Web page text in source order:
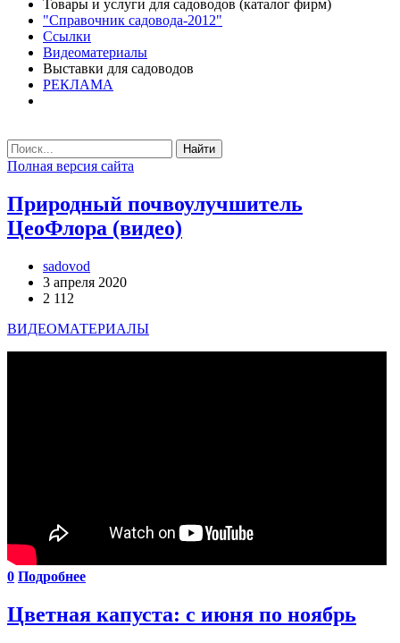
Товары и услуги для садоводов (каталог фирм)
"Справочник садовода-2012"
Ссылки
Видеоматериалы
Выставки для садоводов
РЕКЛАМА
Найти
Полная версия сайта
Природный почвоулучшитель
ЦеоФлора (видео)
sadovod
3 апреля 2020
2 112
ВИДЕОМАТЕРИАЛЫ
0 Подробнее
Цветная капуста: с июня по ноябрь